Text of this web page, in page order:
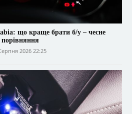
що краще брати б/у – чесне
порівняння
2026 22:25